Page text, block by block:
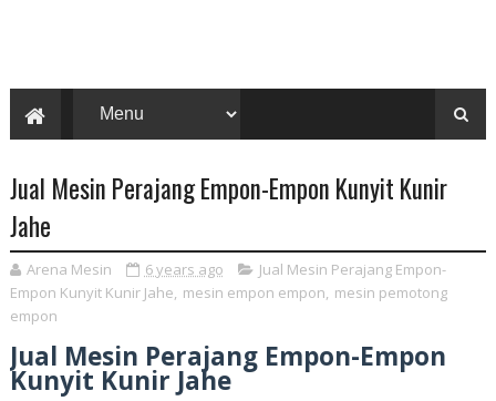
Jual Mesin Perajang Empon-Empon Kunyit Kunir
Jahe
Arena Mesin 6 years ago
Jual Mesin Perajang Empon-
Empon Kunyit Kunir Jahe, mesin empon empon, mesin pemotong
empon
Jual Mesin Perajang Empon-Empon
Kunyit Kunir Jahe